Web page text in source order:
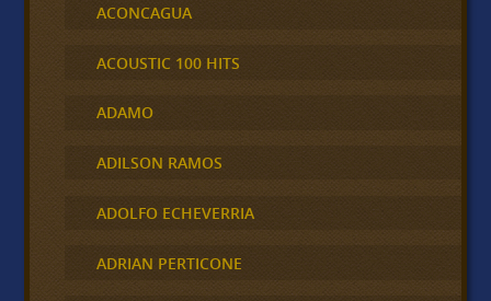
ACONCAGUA
ACOUSTIC 100 HITS
ADAMO
ADILSON RAMOS
ADOLFO ECHEVERRIA
ADRIAN PERTICONE